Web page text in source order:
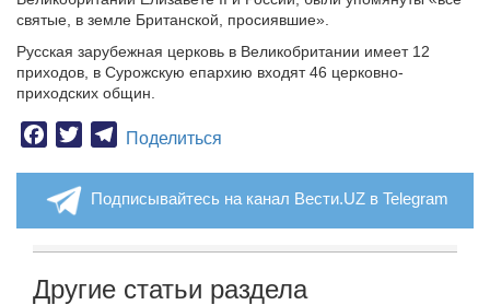
святые, в земле Британской, просиявшие».
Русская зарубежная церковь в Великобритании имеет 12
приходов, в Сурожскую епархию входят 46 церковно-
приходских общин.
Facebook
TwitterTelegram
Поделиться
Подписывайтесь на канал Вести.UZ в Telegram
Другие статьи раздела